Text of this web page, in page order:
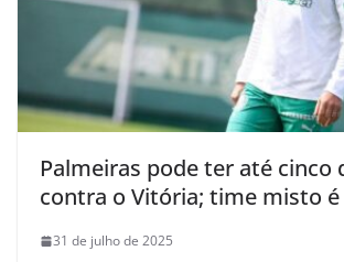
Palmeiras pode ter até cinco
contra o Vitória; time misto é
31 de julho de 2025